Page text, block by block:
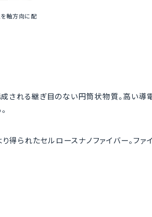
軸方向に配
される継ぎ目のない円筒状物質。高い導
れたセルロースナノファイバー。ファ